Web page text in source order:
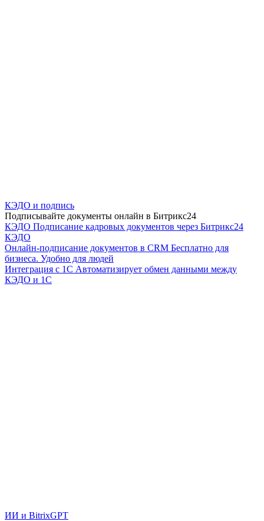
КЭДО и подпись
Подписывайте документы онлайн в Битрикс24
КЭДО Подписание кадровых документов через Битрикс24
КЭДО
Онлайн-подписание документов в CRM Бесплатно для
бизнеса. Удобно для людей
Интеграция с 1С Автоматизирует обмен данными между
КЭДО и 1С
ИИ и BitrixGPT